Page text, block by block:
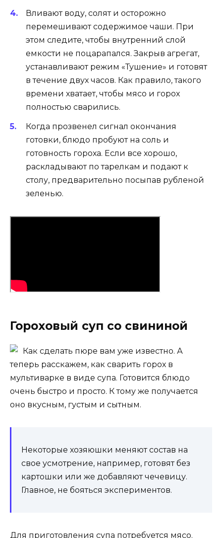
Вливают воду, солят и осторожно
перемешивают содержимое чаши. При
этом следите, чтобы внутренний слой
емкости не поцарапался. Закрыв агрегат,
устанавливают режим «Тушение» и готовят
в течение двух часов. Как правило, такого
времени хватает, чтобы мясо и горох
полностью сварились.
Когда прозвенел сигнал окончания
готовки, блюдо пробуют на соль и
готовность гороха. Если все хорошо,
раскладывают по тарелкам и подают к
столу, предварительно посыпав рубленой
зеленью.
Гороховый суп со свининой
Как сделать пюре вам уже известно. А
теперь расскажем, как сварить горох в
мультиварке в виде супа. Готовится блюдо
очень быстро и просто. К тому же получается
оно вкусным, густым и сытным.
Некоторые хозяюшки меняют состав на
свое усмотрение, например, готовят без
картошки или же добавляют чечевицу.
Главное, не бояться экспериментов.
Для приготовления супа потребуется мясо.